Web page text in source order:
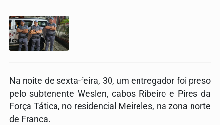
Na noite de sexta-feira, 30, um entregador foi preso
pelo subtenente Weslen, cabos Ribeiro e Pires da
Força Tática, no residencial Meireles, na zona norte
de Franca.